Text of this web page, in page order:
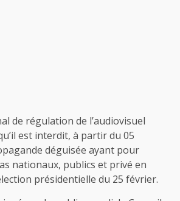
de régulation de l’audiovisuel
est interdit, à partir du 05
déguisée ayant pour
nationaux, publics et privé en
présidentielle du 25 février.